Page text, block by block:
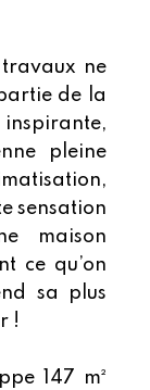
ne
de la
inspirante,
pleine
sensation
maison
ce qu’on
sa plus
!
147 m²